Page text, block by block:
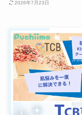
2026年7月23日